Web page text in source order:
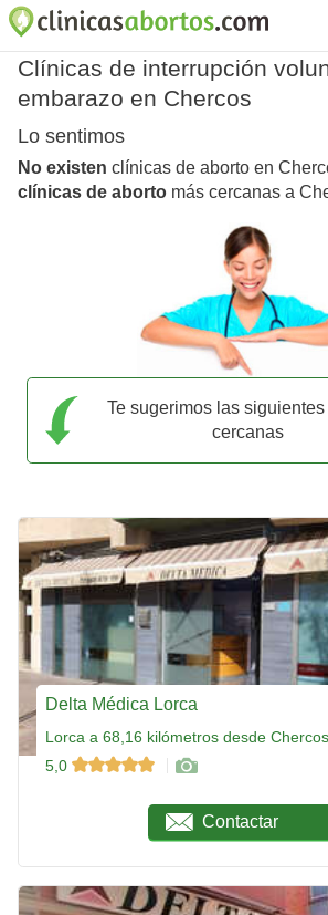
Clínicas de interrupción
embarazo en Chercos
Lo sentimos
No existen clínicas de aborto en
clínicas de aborto más cercanas a
Te sugerimos las
cercanas
Delta Médica Lorca
Lorca a 68,16 kilómetros desde
5,0
Contactar